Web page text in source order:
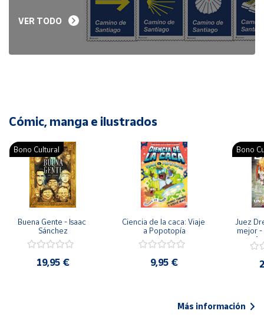
VER TODO
Cómic, manga e ilustrados
Bono Cultural
Buena Gente - Isaac
Sánchez
19,95 €
Ciencia de la caca: Viaje
a Popotopía
9,95 €
Bono
Juez
mejor -
Más información